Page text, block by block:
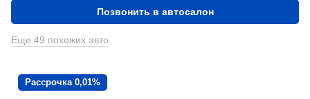
Позвонить в автосалон
Еще 49 похожих авто
Рассрочка 0,01%